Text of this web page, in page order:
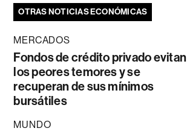
OTRAS NOTICIAS ECONÓMICAS
MERCADOS
Fondos de crédito privado evitan
los peores temores y se
recuperan de sus mínimos
bursátiles
MUNDO